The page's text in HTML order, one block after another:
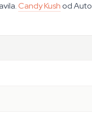
Candy Kush od Auto